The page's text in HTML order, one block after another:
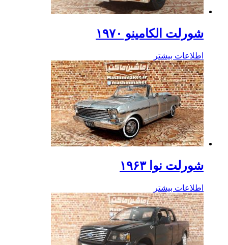
شورلت الکامینو ۱۹۷۰
اطلاعات بیشتر
شورلت نوا ۱۹۶۳
اطلاعات بیشتر